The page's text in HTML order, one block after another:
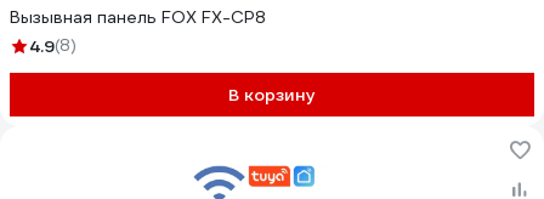
Вызывная панель FOX FX-CP8
4.9(8)
В корзину